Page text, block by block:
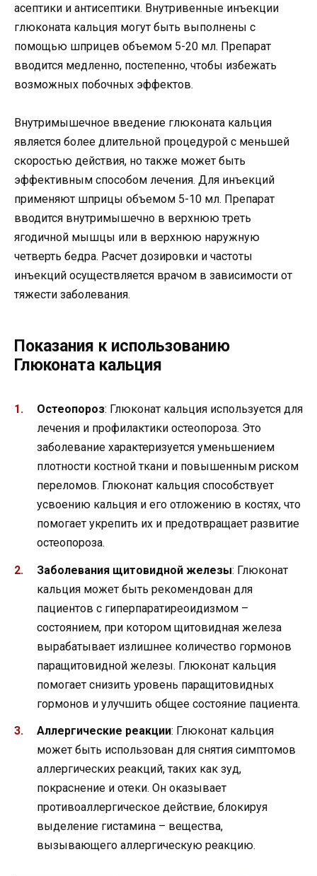
асептики и антисептики. Внутривенные инъекции
глюконата кальция могут быть выполнены с
помощью шприцев объемом 5-20 мл. Препарат
вводится медленно, постепенно, чтобы избежать
возможных побочных эффектов.
Внутримышечное введение глюконата кальция
является более длительной процедурой с меньшей
скоростью действия, но также может быть
эффективным способом лечения. Для инъекций
применяют шприцы объемом 5-10 мл. Препарат
вводится внутримышечно в верхнюю треть
ягодичной мышцы или в верхнюю наружную
четверть бедра. Расчет дозировки и частоты
инъекций осуществляется врачом в зависимости от
тяжести заболевания.
Показания к использованию
Глюконата кальция
Остеопороз: Глюконат кальция используется для
лечения и профилактики остеопороза. Это
заболевание характеризуется уменьшением
плотности костной ткани и повышенным риском
переломов. Глюконат кальция способствует
усвоению кальция и его отложению в костях, что
помогает укрепить их и предотвращает развитие
остеопороза.
Заболевания щитовидной железы: Глюконат
кальция может быть рекомендован для
пациентов с гиперпаратиреоидизмом –
состоянием, при котором щитовидная железа
вырабатывает излишнее количество гормонов
паращитовидной железы. Глюконат кальция
помогает снизить уровень паращитовидных
гормонов и улучшить общее состояние пациента.
Аллергические реакции: Глюконат кальция
может быть использован для снятия симптомов
аллергических реакций, таких как зуд,
покраснение и отеки. Он оказывает
противоаллергическое действие, блокируя
выделение гистамина – вещества,
вызывающего аллергическую реакцию.